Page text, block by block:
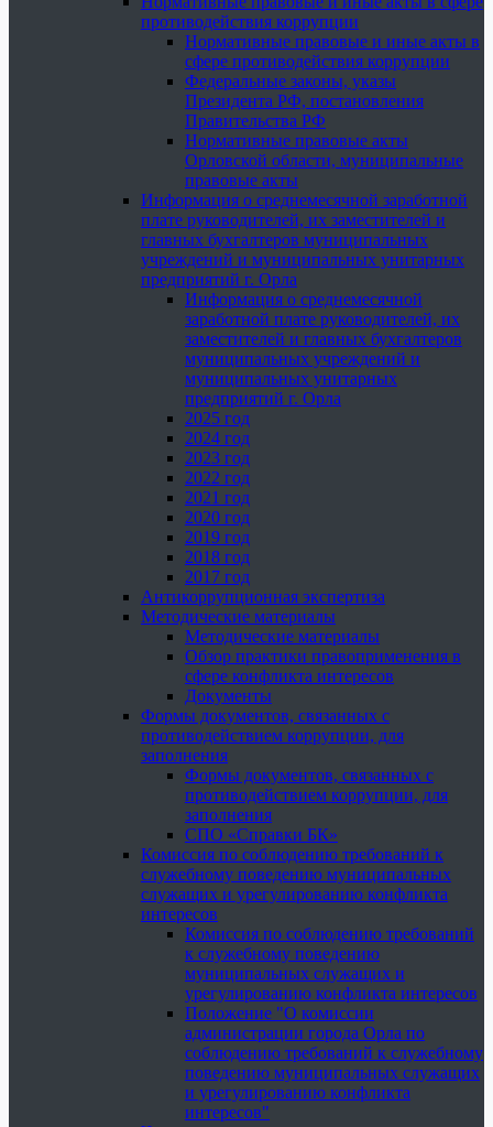
противодействия коррупции
Нормативные правовые и иные акты в
сфере противодействия коррупции
Федеральные законы, указы
Президента РФ, постановления
Правительства РФ
Нормативные правовые акты
Орловской области, муниципальные
правовые акты
Информация о среднемесячной заработной
плате руководителей, их заместителей и
главных бухгалтеров муниципальных
учреждений и муниципальных унитарных
предприятий г. Орла
Информация о среднемесячной
заработной плате руководителей, их
заместителей и главных бухгалтеров
муниципальных учреждений и
муниципальных унитарных
предприятий г. Орла
2025 год
2024 год
2023 год
2022 год
2021 год
2020 год
2019 год
2018 год
2017 год
Антикоррупционная экспертиза
Методические материалы
Методические материалы
Обзор практики правоприменения в
сфере конфликта интересов
Документы
Формы документов, связанных с
противодействием коррупции, для
заполнения
Формы документов, связанных с
противодействием коррупции, для
заполнения
СПО «Справки БК»
Комиссия по соблюдению требований к
служебному поведению муниципальных
служащих и урегулированию конфликта
интересов
Комиссия по соблюдению требований
к служебному поведению
муниципальных служащих и
урегулированию конфликта интересов
Положение "О комиссии
администрации города Орла по
соблюдению требований к служебному
поведению муниципальных служащих
и урегулированию конфликта
интересов"